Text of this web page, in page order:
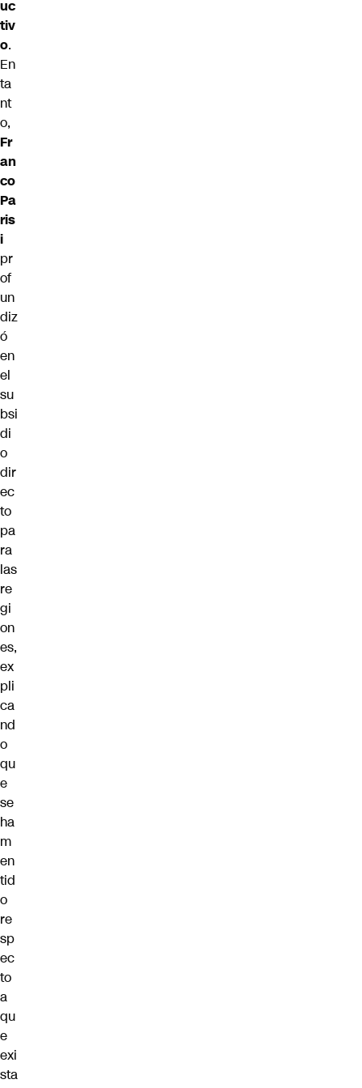
uc
tiv
o.
En
ta
nt
o,
Fr
an
co
Pa
ris
i
pr
of
un
diz
ó
en
el
su
bsi
di
o
dir
ec
to
pa
ra
las
re
gi
on
es,
ex
pli
ca
nd
o
qu
e
se
ha
m
en
tid
o
re
sp
ec
to
a
qu
e
exi
sta